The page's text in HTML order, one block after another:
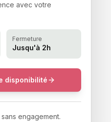
avec votre
Fermeture
Jusqu'à 2h
disponibilité
engagement.